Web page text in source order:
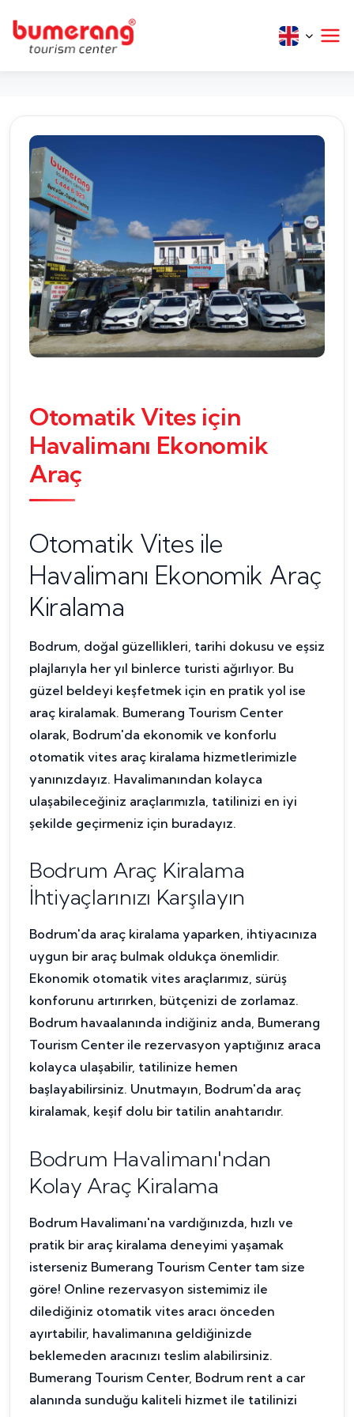
Otomatik Vites için
Havalimanı Ekonomik
Araç
Otomatik Vites ile
Havalimanı Ekonomik Araç
Kiralama
Bodrum, doğal güzellikleri, tarihi dokusu ve eşsiz
plajlarıyla her yıl binlerce turisti ağırlıyor. Bu
güzel beldeyi keşfetmek için en pratik yol ise
araç kiralamak. Bumerang Tourism Center
olarak, Bodrum'da ekonomik ve konforlu
otomatik vites araç kiralama hizmetlerimizle
yanınızdayız. Havalimanından kolayca
ulaşabileceğiniz araçlarımızla, tatilinizi en iyi
şekilde geçirmeniz için buradayız.
Bodrum Araç Kiralama
İhtiyaçlarınızı Karşılayın
Bodrum'da araç kiralama yaparken, ihtiyacınıza
uygun bir araç bulmak oldukça önemlidir.
Ekonomik otomatik vites araçlarımız, sürüş
konforunu artırırken, bütçenizi de zorlamaz.
Bodrum havaalanında indiğiniz anda, Bumerang
Tourism Center ile rezervasyon yaptığınız araca
kolayca ulaşabilir, tatilinize hemen
başlayabilirsiniz. Unutmayın, Bodrum'da araç
kiralamak, keşif dolu bir tatilin anahtarıdır.
Bodrum Havalimanı'ndan
Kolay Araç Kiralama
Bodrum Havalimanı'na vardığınızda, hızlı ve
pratik bir araç kiralama deneyimi yaşamak
isterseniz Bumerang Tourism Center tam size
göre! Online rezervasyon sistemimiz ile
dilediğiniz otomatik vites aracı önceden
ayırtabilir, havalimanına geldiğinizde
beklemeden aracınızı teslim alabilirsiniz.
Bumerang Tourism Center, Bodrum rent a car
alanında sunduğu kaliteli hizmet ile tatilinizi